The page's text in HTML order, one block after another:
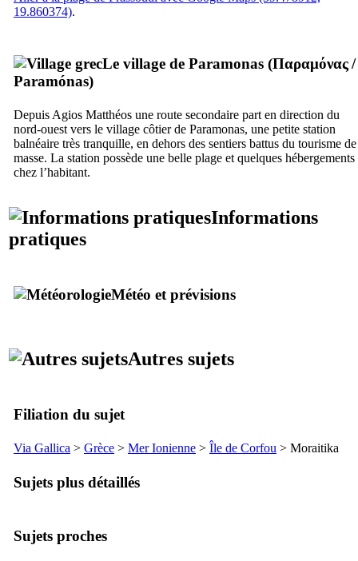
19.860374).
Le village de Paramonas (Παραμόνας/
Paramónas)
Depuis Agios Matthéos une route secondaire part en direction du
nord-ouest vers le village côtier de Paramonas, une petite station
balnéaire très tranquille, en dehors des sentiers battus du tourisme de
masse. La station possède une belle plage et quelques hébergements
chez l’habitant.
Informations
pratiques
Météo et prévisions
Autres sujets
Filiation du sujet
Via Gallica > Grèce > Mer Ionienne > Île de Corfou > Moraitika
Sujets plus détaillés
Sujets proches